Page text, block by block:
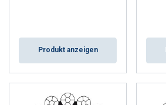
Produkt anzeigen
Diese Webseite